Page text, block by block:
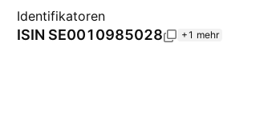
Identifikatoren
ISIN SE0010985028 +1 mehr